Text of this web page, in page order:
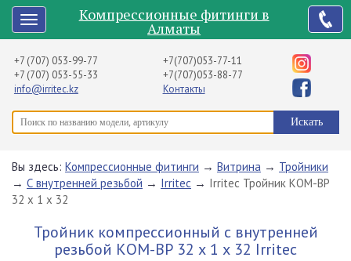
Компрессионные фитинги в
Алматы
+7 (707) 053-99-77
+7 (707) 053-55-33
info@irritec.kz
+7(707)053-77-11
+7(707)053-88-77
Контакты
Вы здесь: Компрессионные фитинги → Витрина → Тройники
→ С внутренней резьбой → Irritec → Irritec Тройник КОМ-ВР
32 х 1 х 32
Тройник компрессионный с внутренней
резьбой КОМ-ВР 32 х 1 х 32 Irritec